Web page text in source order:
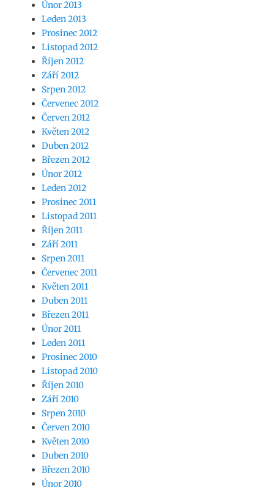
Únor 2013
Leden 2013
Prosinec 2012
Listopad 2012
Říjen 2012
Září 2012
Srpen 2012
Červenec 2012
Červen 2012
Květen 2012
Duben 2012
Březen 2012
Únor 2012
Leden 2012
Prosinec 2011
Listopad 2011
Říjen 2011
Září 2011
Srpen 2011
Červenec 2011
Květen 2011
Duben 2011
Březen 2011
Únor 2011
Leden 2011
Prosinec 2010
Listopad 2010
Říjen 2010
Září 2010
Srpen 2010
Červen 2010
Květen 2010
Duben 2010
Březen 2010
Únor 2010